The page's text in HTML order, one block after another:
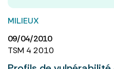
MILIEUX
09/04/2010
TSM 4 2010